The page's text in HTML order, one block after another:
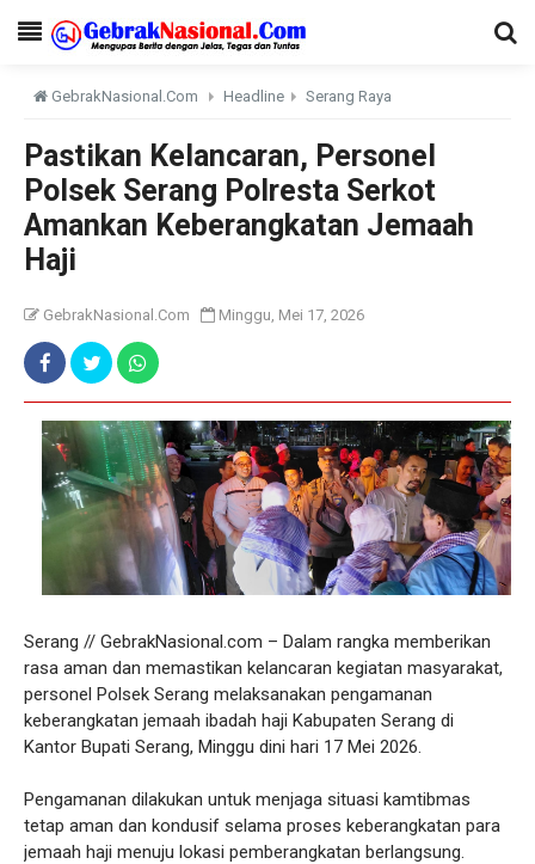
GebrakNasional.Com Headline Serang Raya
Pastikan Kelancaran, Personel
Polsek Serang Polresta Serkot
Amankan Keberangkatan Jemaah
Haji
GebrakNasional.Com Minggu, Mei 17, 2026
Serang // GebrakNasional.com – Dalam rangka memberikan
rasa aman dan memastikan kelancaran kegiatan masyarakat,
personel Polsek Serang melaksanakan pengamanan
keberangkatan jemaah ibadah haji Kabupaten Serang di
Kantor Bupati Serang, Minggu dini hari 17 Mei 2026.
Pengamanan dilakukan untuk menjaga situasi kamtibmas
tetap aman dan kondusif selama proses keberangkatan para
jemaah haji menuju lokasi pemberangkatan berlangsung.